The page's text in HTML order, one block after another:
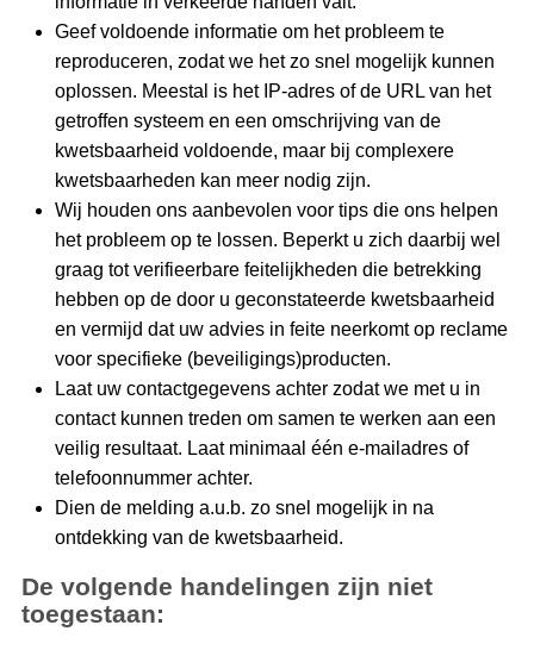
Geef voldoende informatie om het probleem te
reproduceren, zodat we het zo snel mogelijk kunnen
oplossen. Meestal is het IP-adres of de URL van het
getroffen systeem en een omschrijving van de
kwetsbaarheid voldoende, maar bij complexere
kwetsbaarheden kan meer nodig zijn.
Wij houden ons aanbevolen voor tips die ons helpen
het probleem op te lossen. Beperkt u zich daarbij wel
graag tot verifieerbare feitelijkheden die betrekking
hebben op de door u geconstateerde kwetsbaarheid
en vermijd dat uw advies in feite neerkomt op reclame
voor specifieke (beveiligings)producten.
Laat uw contactgegevens achter zodat we met u in
contact kunnen treden om samen te werken aan een
veilig resultaat. Laat minimaal één e-mailadres of
telefoonnummer achter.
Dien de melding a.u.b. zo snel mogelijk in na
ontdekking van de kwetsbaarheid.
De volgende handelingen zijn niet
toegestaan: